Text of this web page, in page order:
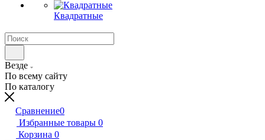
Квадратные
Везде
По всему сайту
По каталогу
Сравнение0
Избранные товары 0
Корзина 0